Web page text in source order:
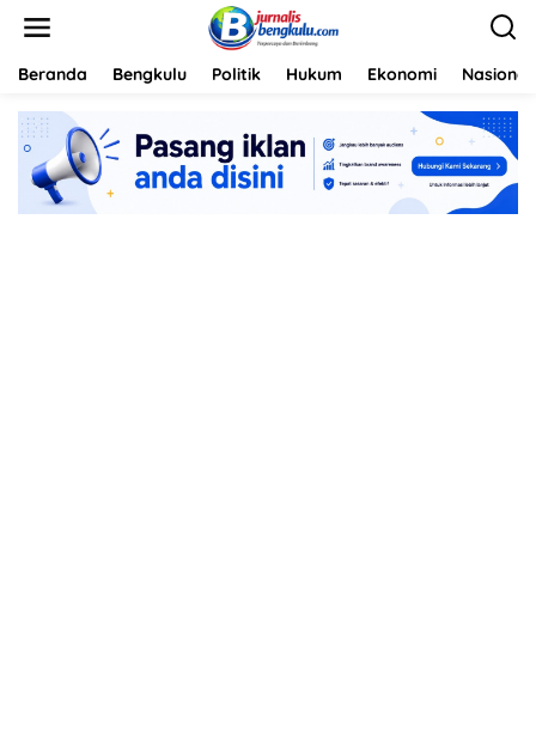
Beranda Bengkulu Politik Hukum Ekonomi Nasional